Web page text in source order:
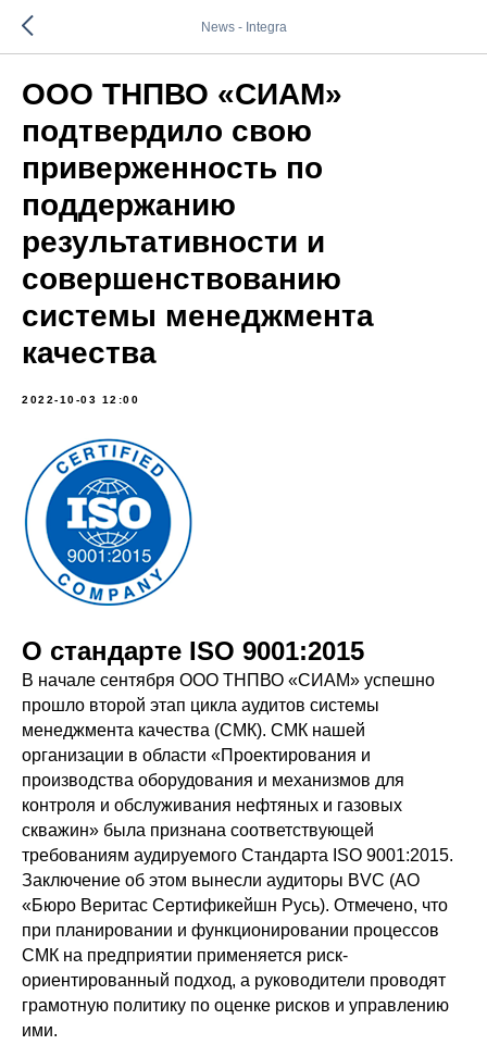
News - Integra
ООО ТНПВО «СИАМ»
подтвердило свою
приверженность по
поддержанию
результативности и
совершенствованию
системы менеджмента
качества
2022-10-03 12:00
О стандарте ISO 9001:2015
В начале сентября ООО ТНПВО «СИАМ» успешно
прошло второй этап цикла аудитов системы
менеджмента качества (СМК). СМК нашей
организации в области «Проектирования и
производства оборудования и механизмов для
контроля и обслуживания нефтяных и газовых
скважин» была признана соответствующей
требованиям аудируемого Стандарта ISO 9001:2015.
Заключение об этом вынесли аудиторы BVC (АО
«Бюро Веритас Сертификейшн Русь). Отмечено, что
при планировании и функционировании процессов
СМК на предприятии применяется риск-
ориентированный подход, а руководители проводят
грамотную политику по оценке рисков и управлению
ими.